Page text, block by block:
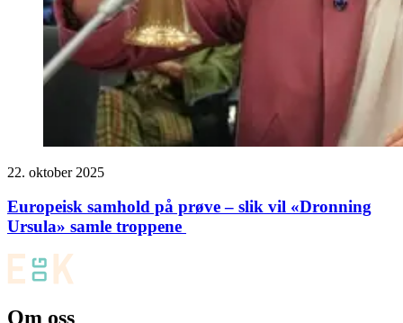
22. oktober 2025
Europeisk samhold på prøve – slik vil «Dronning
Ursula» samle troppene
Om oss